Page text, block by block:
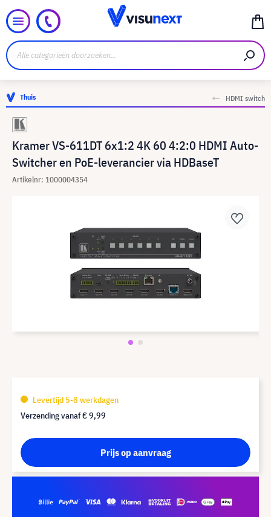
Thuis HDMI switch
Kramer VS-611DT 6x1:2 4K 60 4:2:0 HDMI Auto-
Switcher en PoE-leverancier via HDBaseT
Artikelnr: 1000004354
Levertijd 5-8 werkdagen
Verzending vanaf€ 9,99
Prijs op aanvraag